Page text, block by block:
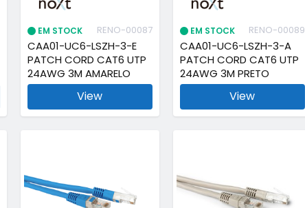
EM STOCK RENO-00087
CAA01-UC6-LSZH-3-E
PATCH CORD CAT6 UTP
24AWG 3M AMARELO
View
EM STOCK RENO-00089
CAA01-UC6-LSZH-3-A
PATCH CORD CAT6 UTP
24AWG 3M PRETO
View